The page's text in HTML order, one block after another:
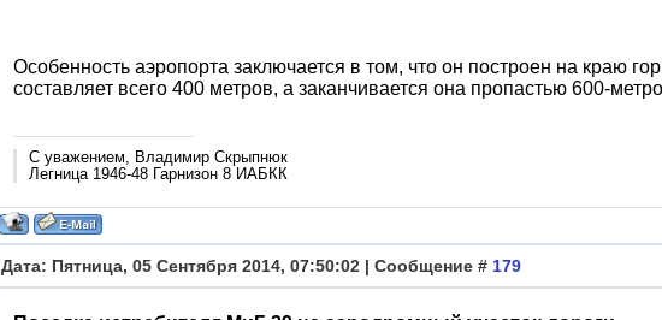
Особенность аэропорта заключается в том, что он построен на краю
составляет всего 400 метров, а заканчивается она пропастью 600-
С уважением, Владимир Скрыпнюк
Легница 1946-48 Гарнизон 8 ИАБКК
Дата: Пятница, 05 Сентября 2014, 07:50:02 | Сообщение # 179